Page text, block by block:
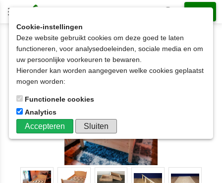
2-persoonsbedden met laden
2 persoonsbedden met laden
2-persoonsbed SAM-boog met 2 of 4 laden
120x190t/m180x220cm
Cookie-instellingen
Deze website gebruikt cookies om deze goed te laten
functioneren, voor analysedoeleinden, sociale media en om
uw persoonlijke voorkeuren te bewaren.
Hieronder kan worden aangegeven welke cookies geplaatst
mogen worden:
Functionele cookies
Analytics
Accepteren Sluiten